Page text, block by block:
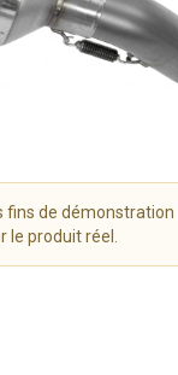
fins de démonstration
produit réel.